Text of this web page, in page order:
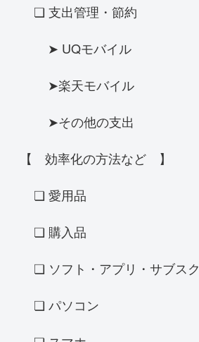
❏ 支出管理・節約
➤ UQモバイル
➤楽天モバイル
➤その他の支出
【 効率化の方法など 】
❏ 愛用品
❏ 購入品
❏ ソフト・アプリ・サブスク
❏ パソコン